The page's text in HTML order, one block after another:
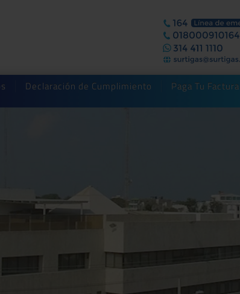
Declaración de Cumplimiento Paga Tu Factura